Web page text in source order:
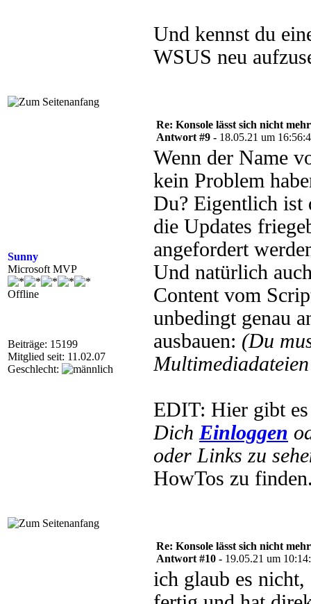
Und kennst du
WSUS neu
Sunny
Microsoft MVP
Offline
Beiträge: 15199
Mitglied seit: 11.02.07
Geschlecht:
Re: Konsole lässt sich nicht
Antwort #9 - 18.05.21 um
Wenn der Name
kein Problem
Du? Eigentlich ist
die Updates
angefordert
Und natürlich
Content vom
unbedingt genau
ausbauen: (Du
EDIT: Hier gibt
Dich Einloggen
oder Links zu
HowTos zu
Re: Konsole lässt sich nicht
Antwort #10 - 19.05.21 um
ich glaub es